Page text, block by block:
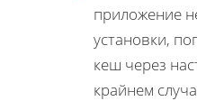
приложение
установки,
кеш через
крайнем